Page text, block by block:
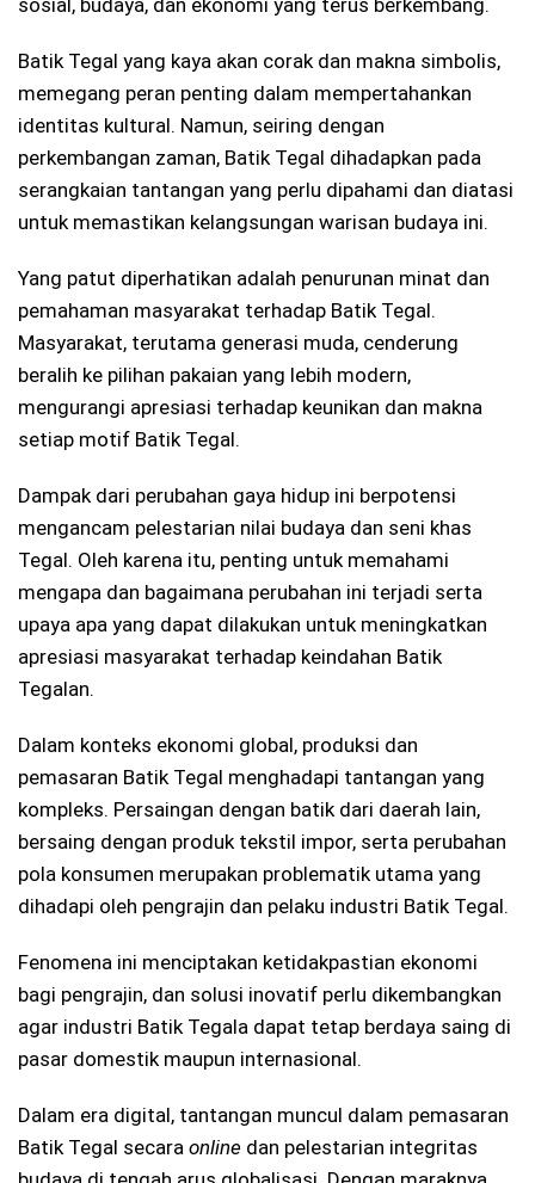
sosial, budaya, dan ekonomi yang terus berkembang.
Batik Tegal yang kaya akan corak dan makna simbolis,
memegang peran penting dalam mempertahankan
identitas kultural. Namun, seiring dengan
perkembangan zaman, Batik Tegal dihadapkan pada
serangkaian tantangan yang perlu dipahami dan diatasi
untuk memastikan kelangsungan warisan budaya ini.
Yang patut diperhatikan adalah penurunan minat dan
pemahaman masyarakat terhadap Batik Tegal.
Masyarakat, terutama generasi muda, cenderung
beralih ke pilihan pakaian yang lebih modern,
mengurangi apresiasi terhadap keunikan dan makna
setiap motif Batik Tegal.
Dampak dari perubahan gaya hidup ini berpotensi
mengancam pelestarian nilai budaya dan seni khas
Tegal. Oleh karena itu, penting untuk memahami
mengapa dan bagaimana perubahan ini terjadi serta
upaya apa yang dapat dilakukan untuk meningkatkan
apresiasi masyarakat terhadap keindahan Batik
Tegalan.
Dalam konteks ekonomi global, produksi dan
pemasaran Batik Tegal menghadapi tantangan yang
kompleks. Persaingan dengan batik dari daerah lain,
bersaing dengan produk tekstil impor, serta perubahan
pola konsumen merupakan problematik utama yang
dihadapi oleh pengrajin dan pelaku industri Batik Tegal.
Fenomena ini menciptakan ketidakpastian ekonomi
bagi pengrajin, dan solusi inovatif perlu dikembangkan
agar industri Batik Tegala dapat tetap berdaya saing di
pasar domestik maupun internasional.
Dalam era digital, tantangan muncul dalam pemasaran
Batik Tegal secara online dan pelestarian integritas